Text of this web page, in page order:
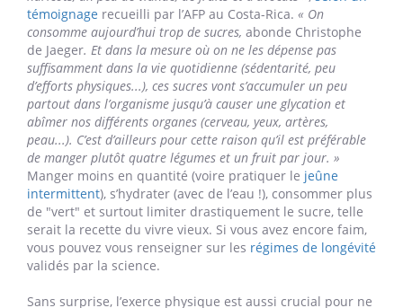
environnement que l’on peut agir.
Un mode de vie pour durer
Il y a d’abord l’hygiène de vie qui joue sur la longévité, à
commencer par le triptyque "alimentation, sport,
sommeil" (et cela va sans dire, l’absence de tabac, d’alcool
et autres drogues). Niveau nutrition, suivons l’exemple
des populations des zones bleues où, de fait, les fast-
foods n’existent pas et où les repas sont frugaux, peu
caloriques et surtout peu sucrés – comme« du riz, des
haricots, un peu de viande, de fruits et d'avocats »,selon un
témoignagerecueilli par l’AFP au Costa-Rica.« On
consomme aujourd’hui trop de sucres, abonde Christophe
de Jaeger. Et dans la mesure où on ne les dépense pas
suffisamment dans la vie quotidienne (sédentarité, peu